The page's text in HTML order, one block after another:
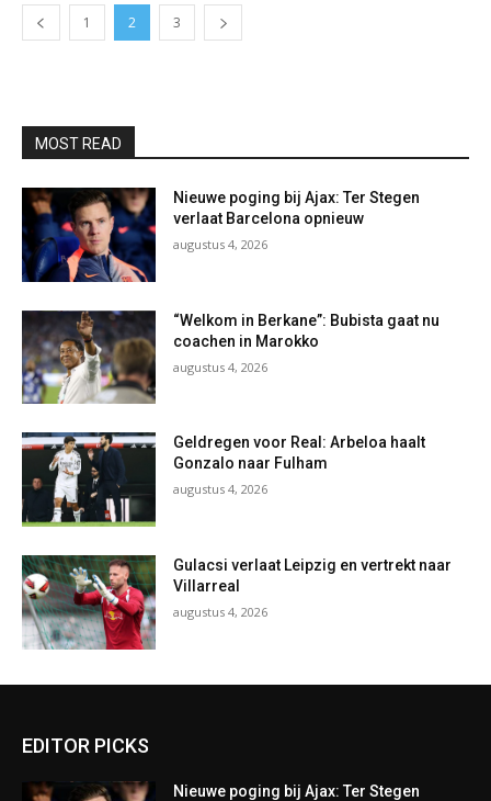
1 2 3
MOST READ
Nieuwe poging bij Ajax: Ter Stegen
verlaat Barcelona opnieuw
augustus 4, 2026
“Welkom in Berkane”: Bubista gaat nu
coachen in Marokko
augustus 4, 2026
Geldregen voor Real: Arbeloa haalt
Gonzalo naar Fulham
augustus 4, 2026
Gulacsi verlaat Leipzig en vertrekt naar
Villarreal
augustus 4, 2026
EDITOR PICKS
Nieuwe poging bij Ajax: Ter Stegen